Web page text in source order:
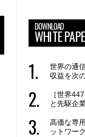
DOWNLOAD
WHITE
世界の通
収益を次
［世界
と先駆企
高価な専
ットワー